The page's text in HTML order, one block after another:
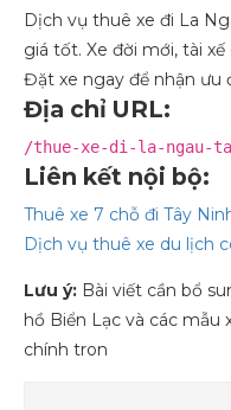
Dịch vụ thuê xe đi La
giá tốt. Xe đời mới, tài
Đặt xe ngay để nhận ưu
Địa chỉ URL:
/thue-xe-di-la-ngau-
Liên kết nội bộ:
Thuê xe 7 chỗ đi Tây
Dịch vụ thuê xe du lịch
Lưu ý: Bài viết cần bổ
hồ Biển Lạc và các mẫu
chính tron